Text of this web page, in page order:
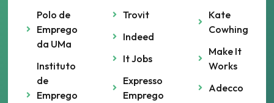
Polo de
Emprego
da UMa
Instituto
de
Emprego
Trovit
Indeed
It Jobs
Expresso
Emprego
Kate
Cowhing
Make It
Works
Adecco